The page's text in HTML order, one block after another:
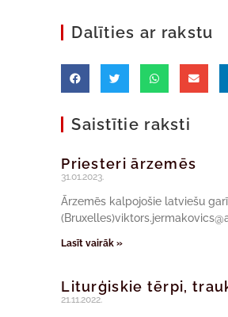
Dalīties ar rakstu
Saistītie raksti
Priesteri ārzemēs
31.01.2023.
Ārzemēs kalpojošie latviešu
Lasīt vairāk »
Liturģiskie tērpi,
21.11.2022.